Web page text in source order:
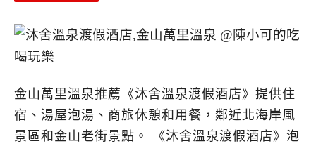
金山萬里溫泉推薦《沐舍溫泉渡假酒店》提供住
宿、湯屋泡湯、商旅休憩和用餐，鄰近北海岸風
景區和金山老街景點。 《沐舍溫泉渡假酒店》泡